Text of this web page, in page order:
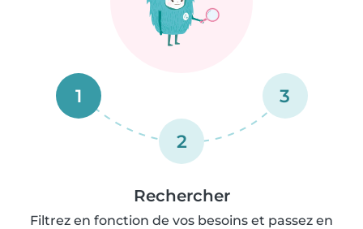
1
2
3
Rechercher
Filtrez en fonction de vos besoins et passez en